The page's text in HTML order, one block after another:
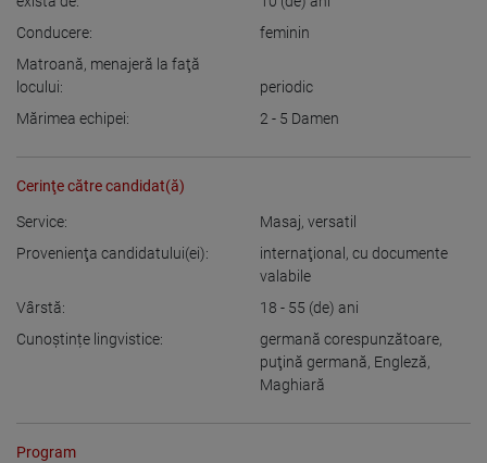
Conducere:
feminin
Matroană, menajeră la faţă
locului:
periodic
Mărimea echipei:
2 - 5 Damen
Cerinţe către candidat(ă)
Service: Masaj, versatil
Provenienţa candidatului(ei):
internaţional, cu documente
valabile
Vârstă:
18 - 55 (de) ani
Cunoștințe lingvistice:
germană corespunzătoare,
puţină germană, Engleză,
Maghiară
Program